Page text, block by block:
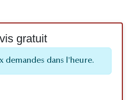
gratuit
demandes dans l'heure.